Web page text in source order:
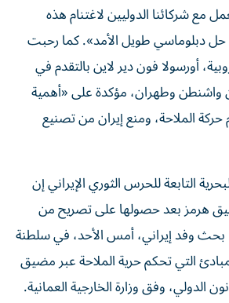
شركائنا الدوليين لاغتنام هذه
حل دبلوماسي طويل الأمد». كما رحبت
أورسولا فون دير لاين بالتقدم في
واشنطن وطهران، مؤكدة على «أهمية
الملاحة، ومنع إيران من تصنيع
التابعة للحرس الثوري الإيراني إن
هرمز بعد حصولها على تصريح من
24 ساعة، بحث وفد إيراني، أمس الأحد، في سلطنة
التي تحكم حرية الملاحة عبر مضيق
الدولي، وفق وزارة الخارجية العمانية.